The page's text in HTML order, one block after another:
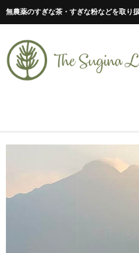
無農薬のすぎな茶・すぎな粉などを取り
すぎな茶